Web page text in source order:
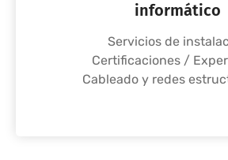
informático
Servicios de
Certificaciones /
Cableado y redes